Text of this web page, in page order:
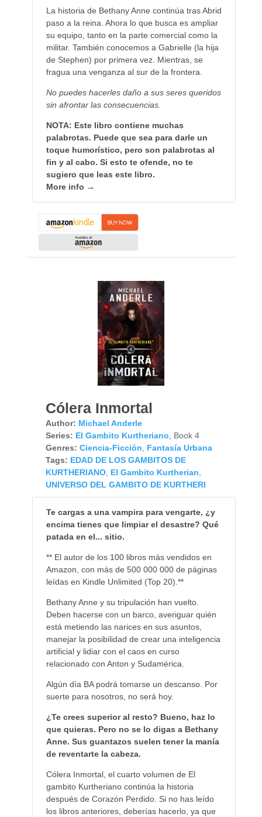
La historia de Bethany Anne continúa tras Abrid
paso a la reina. Ahora lo que busca es ampliar
su equipo, tanto en la parte comercial como la
militar. También conocemos a Gabrielle (la hija
de Stephen) por primera vez. Mientras, se
fragua una venganza al sur de la frontera.
No puedes hacerles daño a sus seres queridos
sin afrontar las consecuencias.
NOTA: Este libro contiene muchas
palabrotas. Puede que sea para darle un
toque humorístico, pero son palabrotas al
fin y al cabo. Si esto te ofende, no te
sugiero que leas este libro.
More info →
Cólera Inmortal
Author: Michael Anderle
Series: El Gambito Kurtheriano , Book 4
Genres: Ciencia-Ficción
Fantasía Urbana
Tags: EDAD DE LOS GAMBITOS DE
KURTHERIANO, El Gambito Kurtherian
UNIVERSO DEL GAMBITO DE KURTHERI
Te cargas a una vampira para vengarte, ¿y
encima tienes que limpiar el desastre? Qué
patada en el... sitio.
** El autor de los 100 libros más vendidos en
Amazon, con más de 500 000 000 de páginas
leídas en Kindle Unlimited (Top 20).**
Bethany Anne y su tripulación han vuelto.
Deben hacerse con un barco, averiguar quién
está metiendo las narices en sus asuntos,
manejar la posibilidad de crear una inteligencia
artificial y lidiar con el caos en curso
relacionado con Anton y Sudamérica.
Algún día BA podrá tomarse un descanso. Por
suerte para nosotros, no será hoy.
¿Te crees superior al resto? Bueno, haz lo
que quieras. Pero no se lo digas a Bethany
Anne. Sus guantazos suelen tener la manía
de reventarte la cabeza.
Cólera Inmortal, el cuarto volumen de El
gambito Kurtheriano continúa la historia
después de Corazón Perdido. Si no has leído
los libros anteriores, deberías hacerlo, ya que